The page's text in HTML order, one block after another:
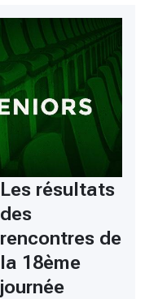
Les résultats
des
rencontres de
la 18ème
journée